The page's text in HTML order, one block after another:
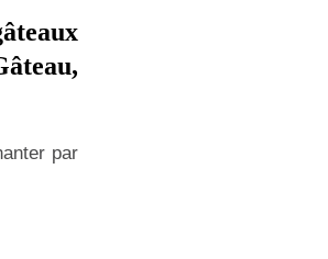
par